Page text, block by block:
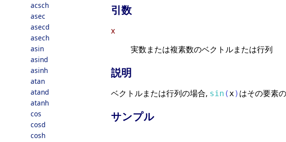
acsch
asec
asecd
asech
asin
asind
asinh
atan
atand
atanh
cos
cosd
cosh
引数
x
実数または複素数のベクトルまたは行列
説明
ベクトルまたは行列の場合, sin (x ) はその要素
サンプル